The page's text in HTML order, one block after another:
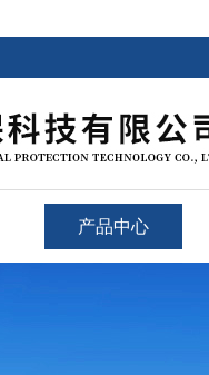
产品中心